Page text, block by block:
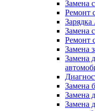
Замена
Ремонт
Замена
Ремонт
Замена
Замена
Замена
Замена
Замена